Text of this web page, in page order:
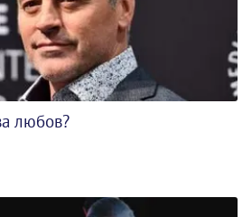
любов?